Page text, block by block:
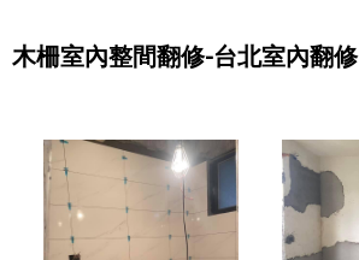
木柵室內整間翻修-台北室內翻修